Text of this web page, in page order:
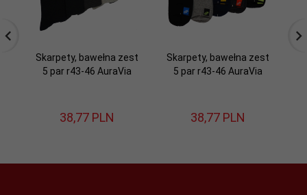
Skarpety, bawełna zest
5 par r43-46 AuraVia
38,77 PLN
Skarpety, bawełna zest
5 par r43-46 AuraVia
38,77 PLN